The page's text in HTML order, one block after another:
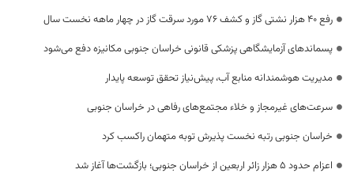
رفع 40 هزار نشتی گاز و کشف 76 مورد سرقت گاز در چهار ماهه نخست سال
پسماندهای آزمایشگاهی پزشکی قانونی خراسان جنوبی مکانیزه دفع می‌شود
مدیریت هوشمندانه منابع آب، پیش‌نیاز تحقق توسعه پایدار
سرعت‌های غیرمجاز و خلاء مجتمع‌های رفاهی در خراسان جنوبی
خراسان جنوبی رتبه نخست پذیرش توبه متهمان راکسب کرد
اعزام حدود 5 هزار زائر اربعین از خراسان جنوبی؛ بازگشت‌ها آغاز شد